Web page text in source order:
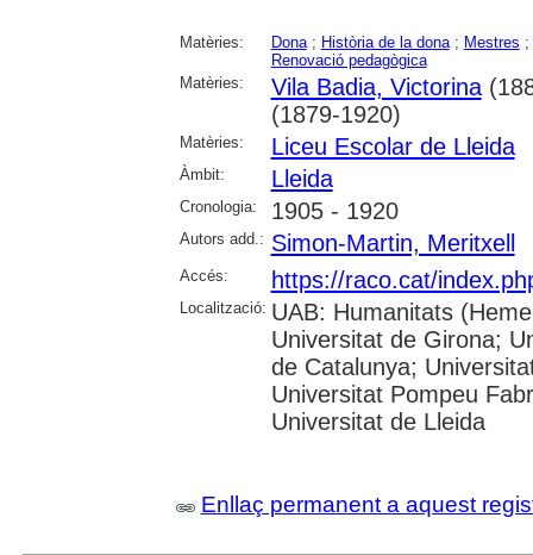
Matèries: Dona; Història de la dona; Mestres ;
Renovació pedagògica
Matèries:
Vila Badia, Victorina
(1879-1920)
Matèries: Liceu Escolar de Lleida
Àmbit: Lleida
Cronologia: 1905 - 1920
Autors add.: Simon-Martin, Meritxell
Accés: https://raco.cat/
Localització: UAB: Humanitats
Universitat de Girona;
de Catalunya;
Universitat Pompeu
Universitat de Lleida
Enllaç permanent a aquest